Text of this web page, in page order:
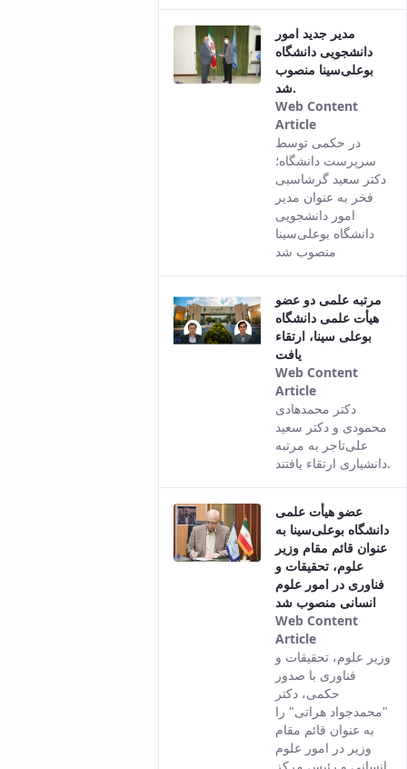
مدیر جدید امور
دانشجویی دانشگاه
بوعلی‌سینا منصوب
شد.
Web Content
Article
This result
comes from
the Persian
version of
this content.
در حکمی توسط
سرپرست دانشگاه؛
دکتر سعید گرشاسبی
فخر به عنوان مدیر
امور دانشجویی
دانشگاه بوعلی‌سینا
منصوب شد
مرتبه علمی دو عضو
هیأت علمی دانشگاه
بوعلی سینا، ارتقاء
یافت
Web Content
Article
This result
comes from
the Persian
version of
this content.
دکتر محمدهادی
محمودی و دکتر سعید
علی‌تاجر به مرتبه
دانشیاری ارتقاء یافتند.
عضو هیأت علمی
دانشگاه بوعلی‌سینا به
عنوان قائم مقام وزیر
علوم، تحقیقات و
فناوری در امور علوم
انسانی منصوب شد
Web Content
Article
This result
comes from
the Persian
version of
this content.
وزیر علوم، تحقیقات و
فناوری با صدور
حکمی، دکتر
"محمدجواد هراتی" را
به عنوان قائم مقام
وزیر در امور علوم
انسانی و رئیس مرکز